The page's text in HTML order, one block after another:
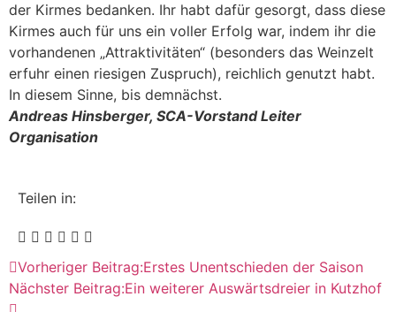
der Kirmes bedanken. Ihr habt dafür gesorgt, dass diese
Kirmes auch für uns ein voller Erfolg war, indem ihr die
vorhandenen „Attraktivitäten“ (besonders das Weinzelt
erfuhr einen riesigen Zuspruch), reichlich genutzt habt.
In diesem Sinne, bis demnächst.
Andreas Hinsberger, SCA-Vorstand Leiter
Organisation
Teilen in:
Vorheriger Beitrag:Erstes Unentschieden der Saison
Nächster Beitrag:Ein weiterer Auswärtsdreier in Kutzhof